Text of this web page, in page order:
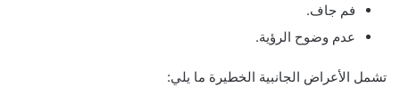
فم جاف.
عدم وضوح الرؤية.
تشمل الأعراض الجانبية الخطيرة ما يلي: